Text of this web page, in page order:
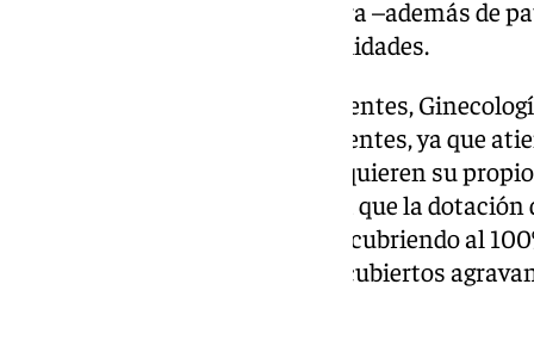
unidad de Ginecología, que ahora –además de
a pacientes de diversas especialidades.
Se trata de dos atenciones diferentes,
contar con unidades independientes, ya que
especialidades distintas que requieren su
especializado. Además, reclama que la
ajuste a las necesidades reales, cubriendo al
vacaciones actuales, cuyos descubiertos